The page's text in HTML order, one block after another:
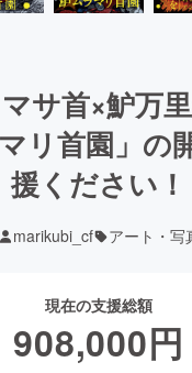
サ首×魲万
リ首園」の
援ください！
marikubi_cf アート・写
現在の支援総額
908,000円